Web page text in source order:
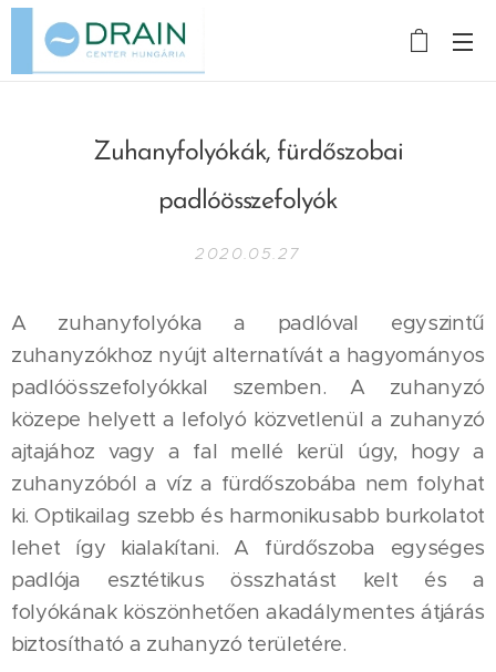
Zuhanyfolyókák, fürdőszobai
padlóösszefolyók
2020.05.27
A zuhanyfolyóka a padlóval egyszintű
zuhanyzókhoz nyújt alternatívát a hagyományos
padlóösszefolyókkal szemben. A zuhanyzó
közepe helyett a lefolyó közvetlenül a zuhanyzó
ajtajához vagy a fal mellé kerül úgy, hogy a
zuhanyzóból a víz a fürdőszobába nem folyhat
ki. Optikailag szebb és harmonikusabb burkolatot
lehet így kialakítani. A fürdőszoba egységes
padlója esztétikus összhatást kelt és a
folyókának köszönhetően akadálymentes átjárás
biztosítható a zuhanyzó területére.